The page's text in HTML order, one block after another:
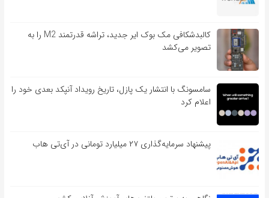
کالبدشکافی مک بوک ایر جدید، تراشه قدرتمند M2 را به
تصویر می‌کشد
سامسونگ با انتشار یک پازل، تاریخ رویداد آنپکد بعدی خود را
اعلام کرد
پیشنهاد سرمایه‌گذاری ۲۷ میلیارد تومانی در آی‌تی هاب